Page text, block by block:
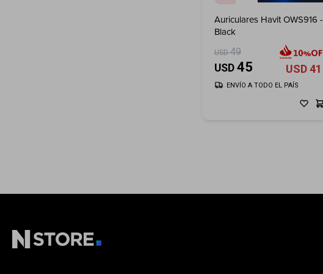
Auriculares Havit OWS916 -
Black
USD 49
USD 45 USD 41
ENVÍO A TODO EL PAÍS